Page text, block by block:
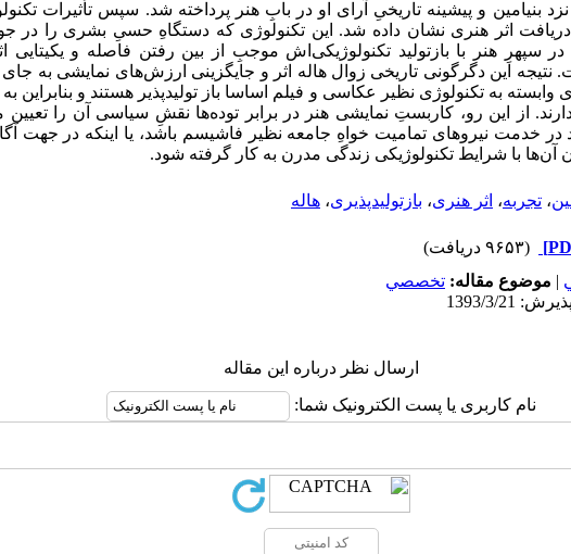
بنیامین و پیشینه تاریخیِ آرای او در بابِ هنر پرداخته شد. سپس تأثیرات
اثر هنری نشان داده شد. این تکنولوژی که دستگاهِ حسیِ بشری را در
سپهرِ هنر با بازتولید تکنولوژیکی‌اش موجبِ از بین رفتن فاصله و یکیتایی
این دگرگونی تاریخی زوال هاله اثر و جایگزینی ارزش‌های نمایشی به
وابسته به تکنولوژی نظیر عکاسی و فیلم اساسا باز تولیدپذیر هستند و بنابراین
از این رو، کاربستِ نمایشی هنر در برابر توده‌ها نقشِ سیاسی آن را تعیین
در خدمت نیروهای تمامیت خواهِ جامعه نظیر فاشیسم باشد، یا اینکه در جهت
آن‌ها با شرایط تکنولوژیکی زندگی مدرن به کار گرفته شود.
، تجربه، اثر هنری، بازتولیدپذیری، هاله
(۹۶۵۳ دریافت)
| موضوع مقاله: تخصصي
ارسال نظر درباره این مقاله
نام کاربری یا پست الکترونیک شما: